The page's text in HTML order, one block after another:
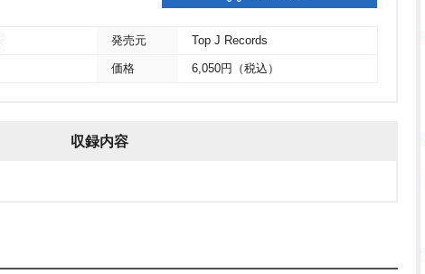
発売元 Top J Records
価格 6,050円（税込）
収録内容